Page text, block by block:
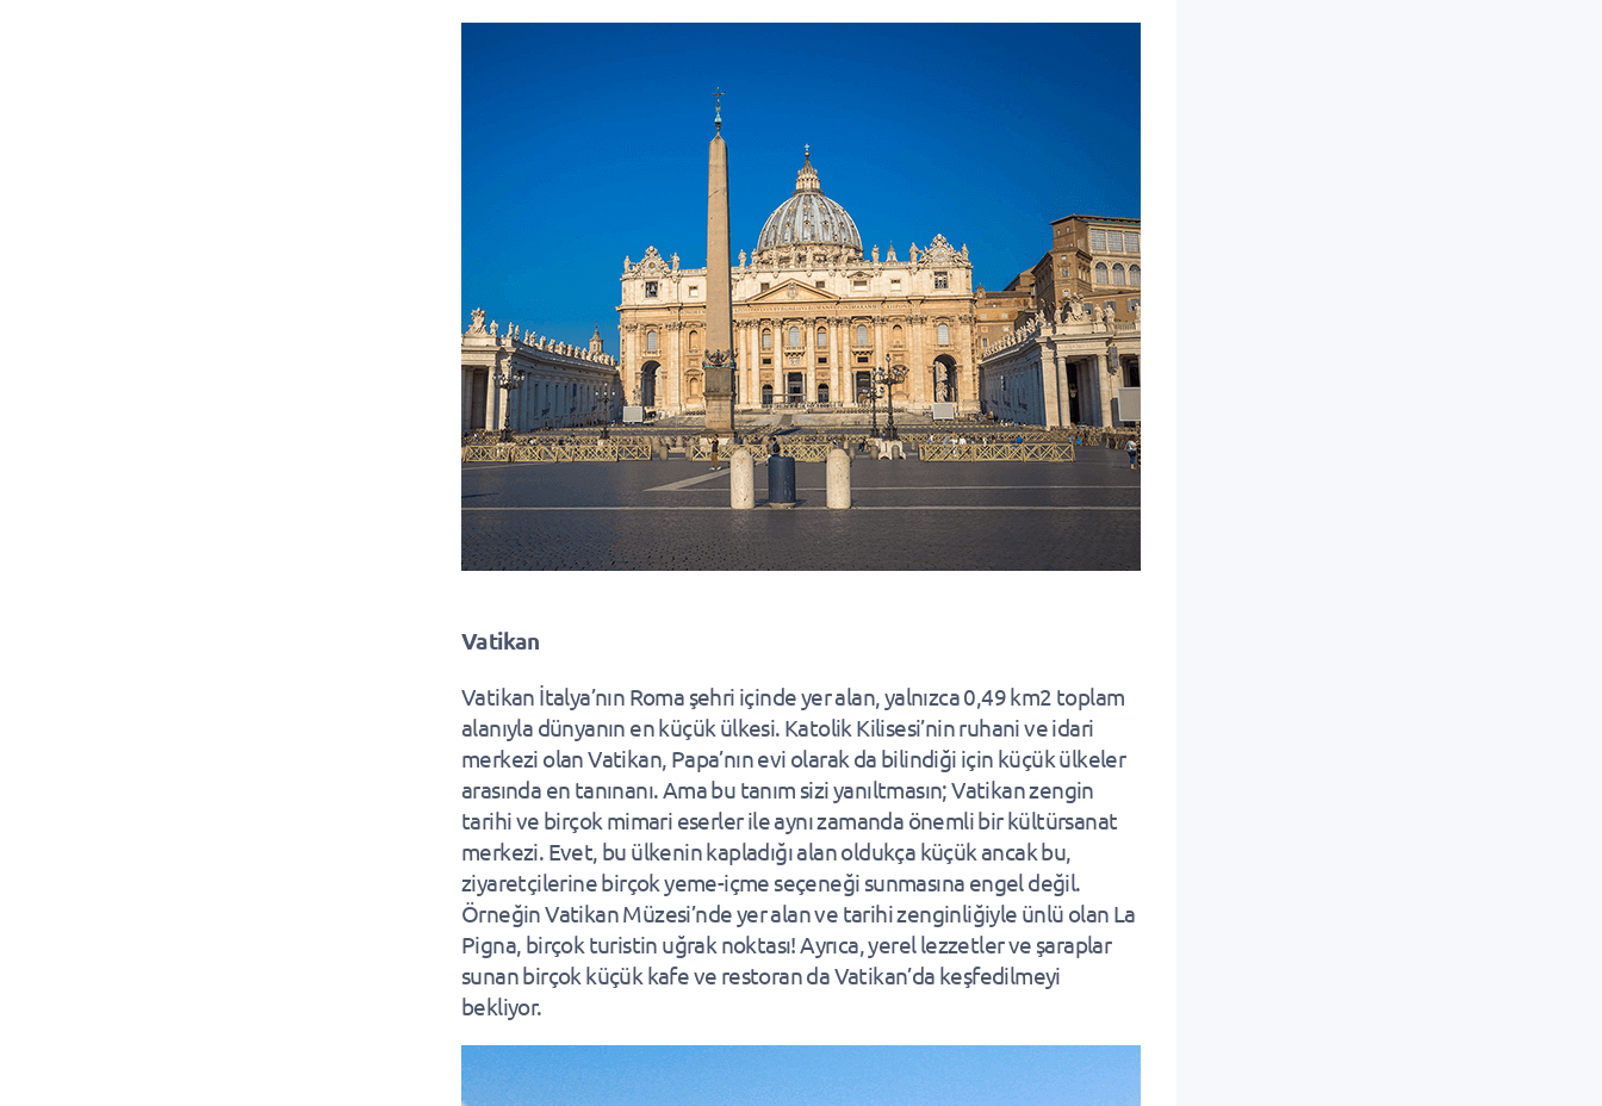
Vatikan
Vatikan İtalya’nın Roma şehri içinde yer alan, yalnızca 0,49 km2 toplam
alanıyla dünyanın en küçük ülkesi. Katolik Kilisesi’nin ruhani ve idari
merkezi olan Vatikan, Papa’nın evi olarak da bilindiği için küçük ülkeler
arasında en tanınanı. Ama bu tanım sizi yanıltmasın; Vatikan zengin
tarihi ve birçok mimari eserler ile aynı zamanda önemli bir kültürsanat
merkezi. Evet, bu ülkenin kapladığı alan oldukça küçük ancak bu,
ziyaretçilerine birçok yeme-içme seçeneği sunmasına engel değil.
Örneğin Vatikan Müzesi’nde yer alan ve tarihi zenginliğiyle ünlü olan La
Pigna, birçok turistin uğrak noktası! Ayrıca, yerel lezzetler ve şaraplar
sunan birçok küçük kafe ve restoran da Vatikan’da keşfedilmeyi
bekliyor.